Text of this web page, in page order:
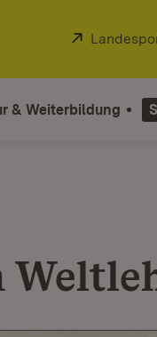
Extern:
& Weiterbildung